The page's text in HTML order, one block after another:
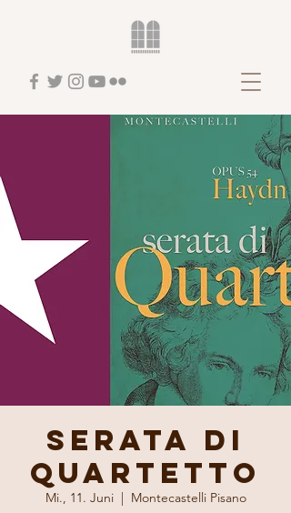
Serata di
Quartetto
Mi., 11. Juni
  |
Montecastelli Pisano